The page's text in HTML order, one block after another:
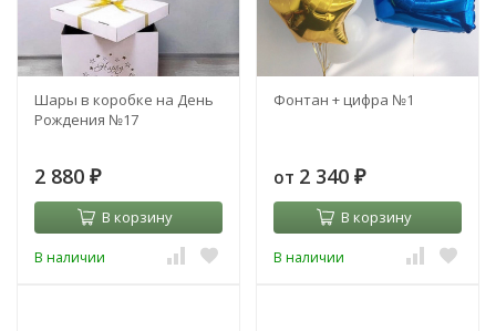
Шары в коробке на День
Рождения №17
2 880 ₽
В корзину
В наличии
Фонтан + цифра №1
от 2 340 ₽
В корзину
В наличии